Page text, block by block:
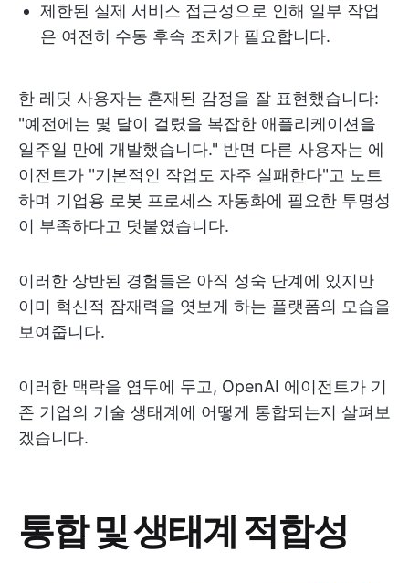
제한된 실제 서비스 접근성으로 인해 일부 작업
은 여전히 수동 후속 조치가 필요합니다.
한 레딧 사용자는 혼재된 감정을 잘 표현했습니다:
"예전에는 몇 달이 걸렸을 복잡한 애플리케이션을
일주일 만에 개발했습니다." 반면 다른 사용자는 에
이전트가 "기본적인 작업도 자주 실패한다"고 노트
하며 기업용 로봇 프로세스 자동화에 필요한 투명성
이 부족하다고 덧붙였습니다.
이러한 상반된 경험들은 아직 성숙 단계에 있지만
이미 혁신적 잠재력을 엿보게 하는 플랫폼의 모습을
보여줍니다.
이러한 맥락을 염두에 두고, OpenAI 에이전트가 기
존 기업의 기술 생태계에 어떻게 통합되는지 살펴보
겠습니다.
통합 및 생태계 적합성